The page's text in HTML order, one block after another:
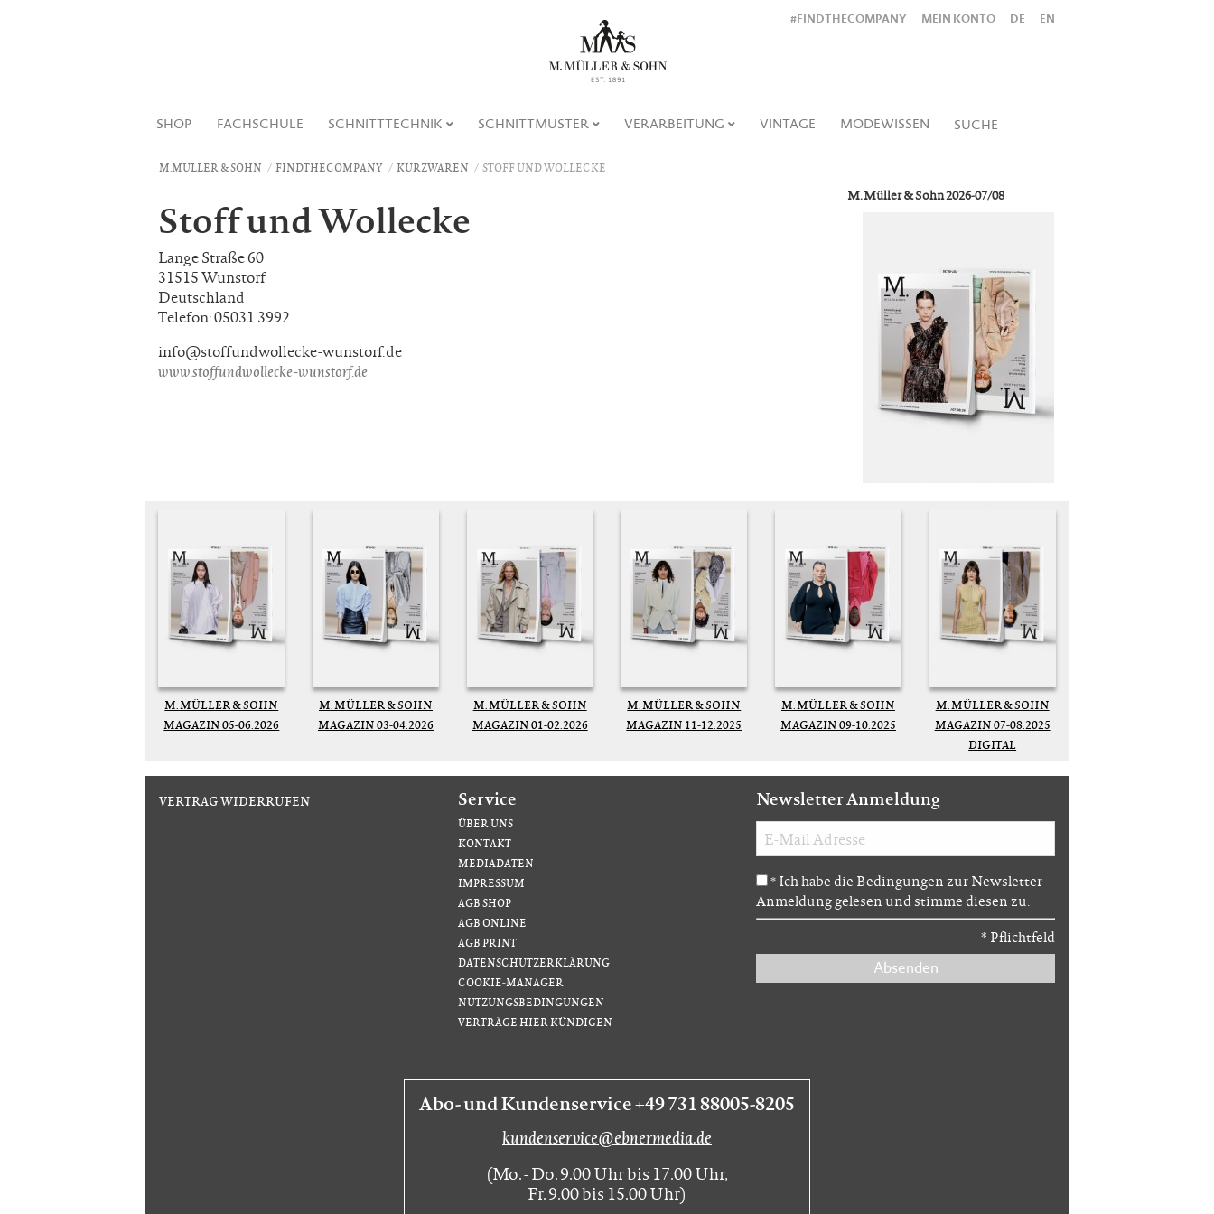
#FINDTHECOMPANY MEIN KONTO DE EN
SHOP FACHSCHULE SCHNITTTECHNIK SCHNITTMUSTER VERARBEITUNG VINTAGE MODEWISSEN SUCHE
Alles Shop SUCHEN
M.MÜLLER & SOHN FINDTHECOMPANY KURZWAREN STOFF UND WOLLECKE
Stoff und Wollecke
Lange Straße 60
31515 Wunstorf
Deutschland
Telefon: 05031 3992
info@stoffundwollecke-wunstorf.de
www.stoffundwollecke-wunstorf.de
M. Müller & Sohn 2026-07/08
M. MÜLLER & SOHN
MAGAZIN 05-06.2026
M. MÜLLER & SOHN
MAGAZIN 03-04.2026
M. MÜLLER & SOHN
MAGAZIN 01-02.2026
M. MÜLLER & SOHN
MAGAZIN 11-12.2025
M. MÜLLER & SOHN
MAGAZIN 09-10.2025
M. MÜLLER & SOHN
MAGAZIN 07-08.2025
DIGITAL
VERTRAG WIDERRUFEN Service
ÜBER UNS
KONTAKT
MEDIADATEN
IMPRESSUM
AGB SHOP
AGB ONLINE
AGB PRINT
DATENSCHUTZERKLÄRUNG
COOKIE-MANAGER
NUTZUNGSBEDINGUNGEN
VERTRÄGE HIER KÜNDIGEN
Newsletter Anmeldung
* Ich habe die Bedingungen zur Newsletter-
Anmeldung gelesen und stimme diesen zu.
* Pflichtfeld
Absenden
Abo- und Kundenservice +49 731 88005-8205
kundenservice@ebnermedia.de
(Mo. - Do. 9.00 Uhr bis 17.00 Uhr,
Fr. 9.00 bis 15.00 Uhr)